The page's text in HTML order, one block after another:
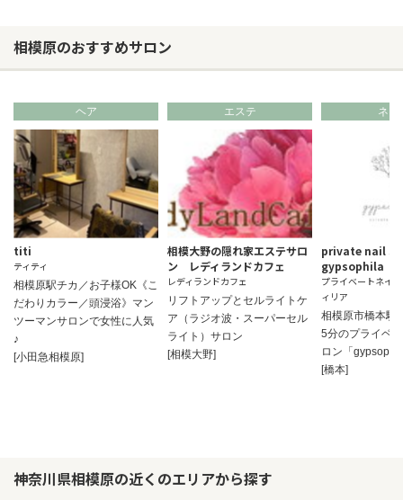
相模原のおすすめサロン
ヘア
titi
ティティ
相模原駅チカ／お子様OK《こ
だわりカラー／頭浸浴》マン
ツーマンサロンで女性に人気
♪
[小田急相模原]
エステ
相模大野の隠れ家エステサロ
ン レディランドカフェ
レディランドカフェ
リフトアップとセルライトケ
ア（ラジオ波・スーパーセル
ライト）サロン
[相模大野]
ネイ
private nail
gypsophila
プライベートネイ
ィリア
相模原市橋本駅
5分のプライベ
ロン「
[橋本]
神奈川県相模原の近くのエリアから探す